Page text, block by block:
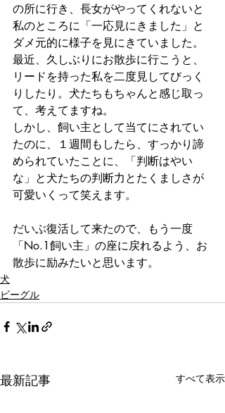
の所に行き、長女がやってくれないと
私のところに「一応見にきました」と
ダメ元的に様子を見にきていました。
最近、久しぶりにお散歩に行こうと、
リードを持った私を二度見してびっく
りしたり。犬たちもちゃんと感じ取っ
て、考えてますね。
しかし、飼い主として当てにされてい
たのに、１週間もしたら、すっかり諦
められていたことに、「判断はやい
な」と犬たちの判断力とたくましさが
可愛いくって笑えます。
だいぶ復活して来たので、もう一度
「No.1飼い主」の座に戻れるよう、お
散歩に励みたいと思います。
犬
ビーグル
最新記事 すべて表示